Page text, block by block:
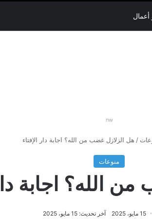
أعمال
nw
/ هل الزلازل غضب من الله؟ اجابة دار الإفتاء
منوعات
الله؟ اجابة دار
15 مايو، 2025 آخر تحديث: 15 مايو، 2025